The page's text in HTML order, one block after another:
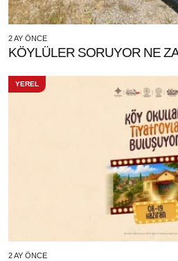
2 AY ÖNCE
KÖYLÜLER SORUYOR NE
YEREL
2 AY ÖNCE